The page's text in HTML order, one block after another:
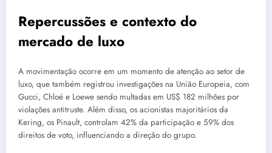
Repercussões e contexto do
mercado de luxo
A movimentação ocorre em um momento de atenção ao setor de
luxo, que também registrou investigações na União Europeia, com
Gucci, Chloé e Loewe sendo multadas em US$ 182 milhões por
violações antitruste. Além disso, os acionistas majoritários da
Kering, os Pinault, controlam 42% da participação e 59% dos
direitos de voto, influenciando a direção do grupo.